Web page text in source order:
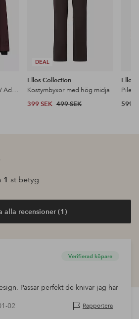
Parkas Padded Parka W Adjustable Waist
DEAL
Ellos Collection
Kostymbyxor med hög midja
399 SEK 499 SEK
Ellos
599
1 st betyg
alla recensioner (1)
Verifierad köpare
Passar perfekt de knivar jag har
02 Rapportera